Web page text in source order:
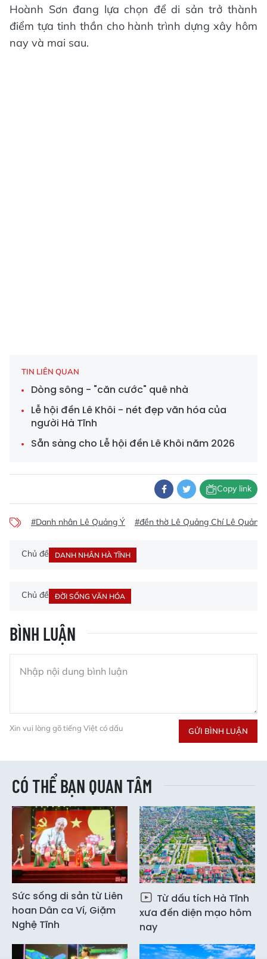
Hoành Sơn đang lựa chọn để di sản trở thành
điểm tựa tinh thần cho hành trình dựng xây hôm
nay và mai sau.
TIN LIÊN QUAN
Dòng sông - "căn cước" quê nhà
Lễ hội đền Lê Khôi - nét đẹp văn hóa của
người Hà Tĩnh
Sẵn sàng cho Lễ hội đền Lê Khôi năm 2026
Copy link
#Danh nhân Lê Quảng Ý #đền thờ Lê Quảng Chí Lê Quảng
Chủ đề DANH NHÂN HÀ TĨNH
Chủ đề ĐỜI SỐNG VĂN HÓA
BÌNH LUẬN
Xin vui lòng gõ tiếng Việt có dấu GỬI BÌNH LUẬN
CÓ THỂ BẠN QUAN TÂM
Sức sống di sản từ Liên
hoan Dân ca Ví, Giặm
Nghệ Tĩnh
Từ dấu tích Hà Tĩnh
xưa đến diện mạo hôm
nay